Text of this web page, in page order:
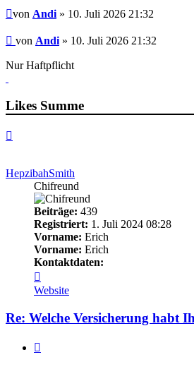
Beitrag
von Andi » 10. Juli 2026 21:32
Beitrag
von Andi » 10. Juli 2026 21:32
Nur Haftpflicht
Likes Summe
HepzibahSmith
Chifreund
Beiträge: 439
Registriert: 1. Juli 2024 08:28
Vorname: Erich
Vorname: Erich
Kontaktdaten:
von
HepzibahSmith
Website
Re: Welche Versicherung habt